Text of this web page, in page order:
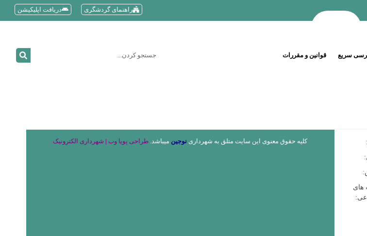
راهنمای گردشگری دریافت اپلیکیشن
سریع قوانین و مقررات
های
کلیه حقوق معنوی این سایت متلق به شهرداری نوجین میباشد. طراحی پویا وب | شهرداری الکترونیک